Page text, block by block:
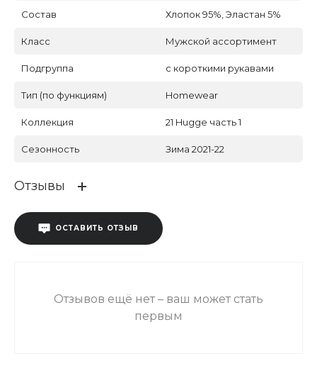
Состав Хлопок 95%, Эластан 5%
Класс Мужской ассортимент
Подгруппа с короткими рукавами
Тип (по функциям) Homewear
Коллекция 21 Hugge часть 1
Сезонность Зима 2021-22
Отзывы
ОСТАВИТЬ ОТЗЫВ
Отзывов ещё нет – ваш может стать
первым